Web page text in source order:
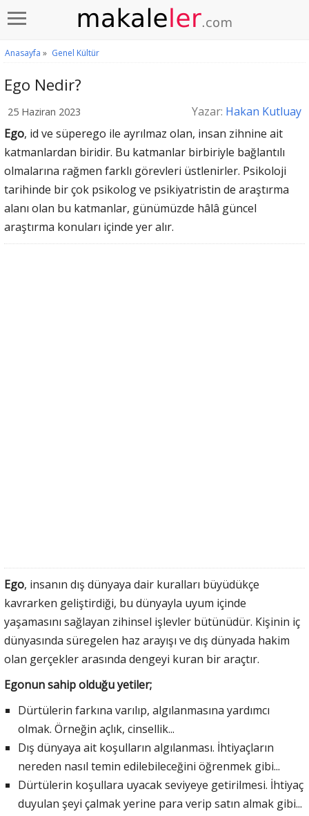
Anasayfa » Genel Kültür
Ego Nedir?
25 Haziran 2023 Yazar: Hakan Kutluay
Ego, id ve süperego ile ayrılmaz olan, insan zihnine ait
katmanlardan biridir. Bu katmanlar birbiriyle bağlantılı
olmalarına rağmen farklı görevleri üstlenirler. Psikoloji
tarihinde bir çok psikolog ve psikiyatristin de araştırma
alanı olan bu katmanlar, günümüzde hâlâ güncel
araştırma konuları içinde yer alır.
Ego, insanın dış dünyaya dair kuralları büyüdükçe
kavrarken geliştirdiği, bu dünyayla uyum içinde
yaşamasını sağlayan zihinsel işlevler bütünüdür. Kişinin iç
dünyasında süregelen haz arayışı ve dış dünyada hakim
olan gerçekler arasında dengeyi kuran bir araçtır.
Egonun sahip olduğu yetiler;
Dürtülerin farkına varılıp, algılanmasına yardımcı
olmak. Örneğin açlık, cinsellik...
Dış dünyaya ait koşulların algılanması. İhtiyaçların
nereden nasıl temin edilebileceğini öğrenmek gibi...
Dürtülerin koşullara uyacak seviyeye getirilmesi. İhtiyaç
duyulan şeyi çalmak yerine para verip satın almak gibi...